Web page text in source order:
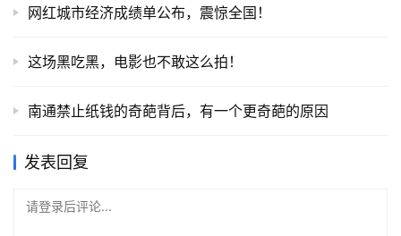
网红城市经济成绩单公布，震惊全国！
这场黑吃黑，电影也不敢这么拍！
南通禁止纸钱的奇葩背后，有一个更奇葩的原因
发表回复
请登录后评论...